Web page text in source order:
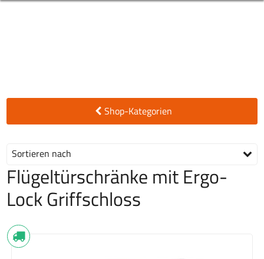
Shop-Kategorien
Sortieren nach
Flügeltürschränke mit Ergo-
Lock Griffschloss